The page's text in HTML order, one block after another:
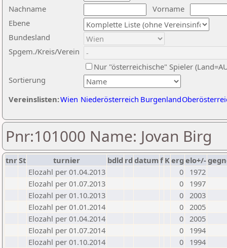
Nachname
Vorname
Ebene
Sortierung
Bundesland
Spgem./Kreis/Verein
Nur "österreichische" Spieler
Vereinslisten:Wien Niederösterreich Burgenland
Pnr:101000 Name: Jovan Birg
tnrSt turnier bdld rd datumf Kerg elo+/-
Elozahl per 01.04.2013
0
1972
Elozahl per 01.07.2013
0
1997
Elozahl per 01.10.2013
0 2003
Elozahl per 01.01.2014
0 2005
Elozahl per 01.04.2014
0 2005
Elozahl per 01.07.2014
0
1994
Elozahl per 01.10.2014
0
1994